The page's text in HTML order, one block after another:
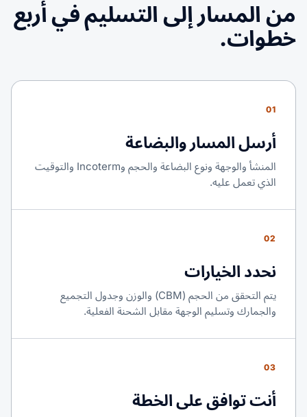
من المسار إلى التسليم في أربع
خطوات.
01
أرسل المسار والبضاعة
المنشأ والوجهة ونوع البضاعة والحجم وIncoterm والتوقيت
الذي تعمل عليه.
02
نحدد الخيارات
يتم التحقق من الحجم (CBM) والوزن وجدول التجميع
والجمارك وتسليم الوجهة مقابل الشحنة الفعلية.
03
أنت توافق على الخطة